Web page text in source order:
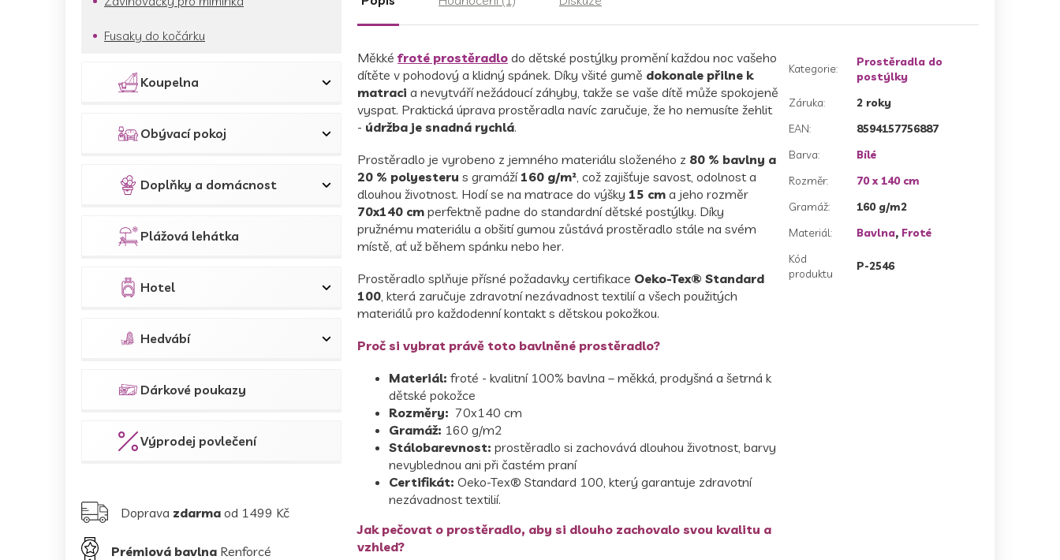
Fusaky do kočárku
Koupelna
Obývací pokoj
Doplňky a domácnost
Plážová lehátka
Hotel
Hedvábí
Dárkové poukazy
Výprodej povlečení
Doprava zdarma od 1499 Kč
Prémiová bavlna Renforcé
Měkké froté prostěradlo do dětské postýlky promění každou noc vašeho
dítěte v pohodový a klidný spánek. Díky všité gumě dokonale přilne k
matraci a nevytváří nežádoucí záhyby, takže se vaše dítě může spokojeně
vyspat. Praktická úprava prostěradla navíc zaručuje, že ho nemusíte žehlit
- údržba je snadná rychlá.
Prostěradlo je vyrobeno z jemného materiálu složeného z 80 % bavlny a
20 % polyesteru s gramáží160 g/m² , což zajišťuje savost, odolnost a
dlouhou životnost. Hodí se na matrace do výšky 15 cm a jeho rozměr
70x140 cm perfektně padne do standardní dětské postýlky. Díky
pružnému materiálu a obšití gumou zůstává prostěradlo stále na svém
místě, ať už během spánku nebo her.
Prostěradlo splňuje přísné požadavky certifikace Oeko-Tex® Standard
100 , která zaručuje zdravotní nezávadnost textilií a všech použitých
materiálů pro každodenní kontakt s dětskou pokožkou.
Proč si vybrat právě toto bavlněné prostěradlo?
Materiál: froté - kvalitní 100% bavlna – měkká, prodyšná a šetrná k
dětské pokožce
Rozměry: 70x140 cm
Gramáž: 160 g/m2
Stálobarevnost: prostěradlo si zachovává dlouhou životnost, barvy
nevyblednou ani při častém praní
Certifikát: Oeko-Tex® Standard 100, který garantuje zdravotní
nezávadnost textilií.
Jak pečovat o prostěradlo, aby si dlouho zachovalo svou kvalitu a
vzhled?
Kategorie:
Prostěradla do
postýlky
Záruka:
2 roky
EAN:
8594157756887
Barva:
Bílé
Rozměr:
70 x 140 cm
Gramáž:
160 g/m2
Materiál: Bavlna, Froté
Kód
produktu
P-2546